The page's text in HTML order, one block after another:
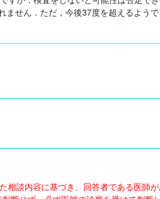
ません．ただ，今後37度を超えるよう
相談内容に基づき、回答者である医師